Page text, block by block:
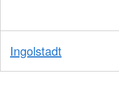
Ingolstadt